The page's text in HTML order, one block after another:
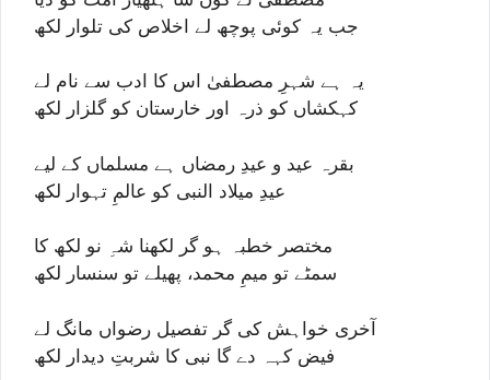
جب یہ کوئی پوچھ لے اخلاص کی تلوار لکھ
یہ ہے شہرِ مصطفیٰ اس کا ادب سے نام لے
کہکشاں کو ذرہ اور خارستان کو گلزار لکھ
بقرہ عید و عیدِ رمضاں ہے مسلماں کے لیے
عیدِ میلاد النبی کو عالمِ تہوار لکھ
مختصر خطبہ ہو گر لکھنا شہِ نو لکھ کا
سمٹے تو میمِ محمد، پھیلے تو سنسار لکھ
آخری خواہش کی گر تفصیل رضواں مانگ لے
فیض کہہ دے گا نبی کا شربتِ دیدار لکھ